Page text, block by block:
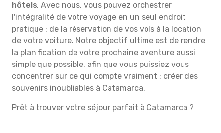
hôtels. Avec nous, vous pouvez orchestrer
l'intégralité de votre voyage en un seul endroit
pratique : de la réservation de vos vols à la location
de votre voiture. Notre objectif ultime est de rendre
la planification de votre prochaine aventure aussi
simple que possible, afin que vous puissiez vous
concentrer sur ce qui compte vraiment : créer des
souvenirs inoubliables à Catamarca.
Prêt à trouver votre séjour parfait à Catamarca ?